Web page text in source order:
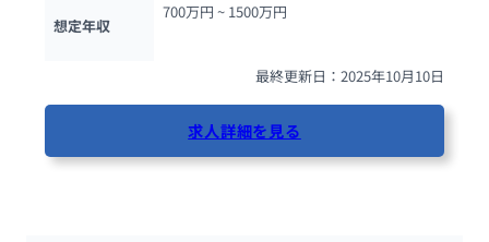
想定年収
700万円 ~ 1500万円
最終更新日：2025年10月10日
求人詳細を見る